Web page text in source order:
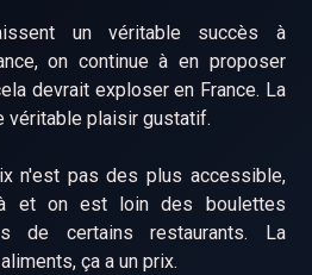
un véritable succès à
on continue à en proposer
devrait exploser en France. La
véritable plaisir gustatif.
n'est pas des plus accessible,
et on est loin des boulettes
de certains restaurants. La
ça a un prix.